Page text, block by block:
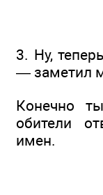
3. Ну,
— заметил
Конечно
обители
имен.